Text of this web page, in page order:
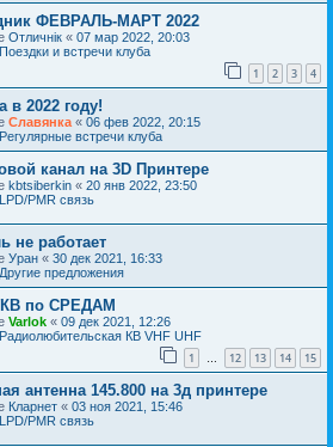
ФЕВРАЛЬ-МАРТ 2022
Отличнiк « 07 мар 2022, 20:03
Поездки и встречи клуба
1 2 3 4
в 2022 году!
Славянка « 06 фев 2022, 20:15
Регулярные встречи клуба
канал на 3D Принтере
kbtsiberkin « 20 янв 2022, 23:50
LPD/PMR связь
не работает
Уран « 30 дек 2021, 16:33
Другие предложения
по СРЕДАМ
Varlok « 09 дек 2021, 12:26
Радиолюбительская КВ VHF UHF
1 … 12 13 14 15
антенна 145.800 на 3д принтере
Кларнет « 03 ноя 2021, 15:46
LPD/PMR связь